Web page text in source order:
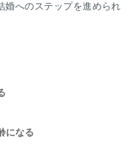
婚へのステップを進められ
になる